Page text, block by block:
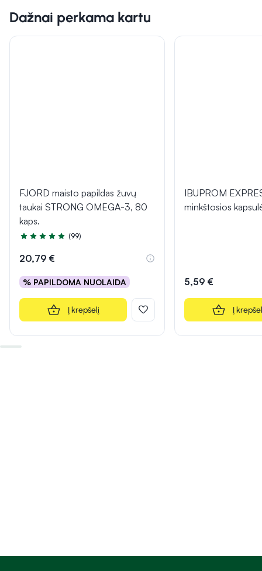
Dažnai perkama kartu
FJORD maisto papildas žuvų
taukai STRONG OMEGA-3, 80
kaps.
Įvertinimas 4.9 iš 5
(99)
20,79 €
% PAPILDOMA NUOLAIDA
Į krepšelį
IBUPROM
minkštosios
5,59 €
Į